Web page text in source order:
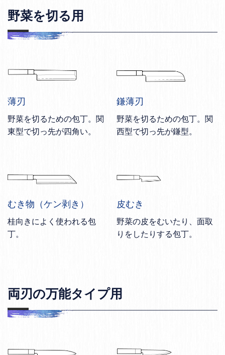
野菜を切る用
薄刃
野菜を切るための包丁。関
東型で切っ先が四角い。
鎌薄刃
野菜を切るための包丁。関
西型で切っ先が鎌型。
むき物（ケン剥き）
桂向きによく使われる包
丁。
皮むき
野菜の皮をむいたり、面取
りをしたりする包丁。
両刃の万能タイプ用